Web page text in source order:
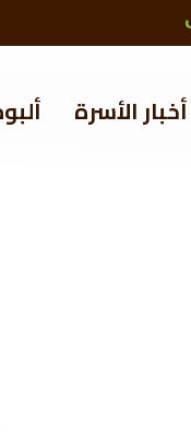
أخبار الأسرة